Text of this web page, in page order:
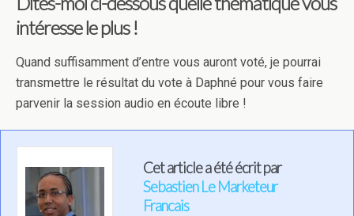
intéresse le plus !
Quand suffisamment d’entre vous auront voté, je pourrai
transmettre le résultat du vote à Daphné pour vous faire
parvenir la session audio en écoute libre !
Cet article a été écrit par
Sebastien Le Marketeur
Francais